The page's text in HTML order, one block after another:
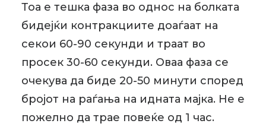
Тоа е тешка фаза во однос на болката
бидејќи контракциите доаѓаат на
секои 60-90 секунди и траат во
просек 30-60 секунди. Оваа фаза се
очекува да биде 20-50 минути според
бројот на раѓања на идната мајка. Не е
пожелно да трае повеќе од 1 час.